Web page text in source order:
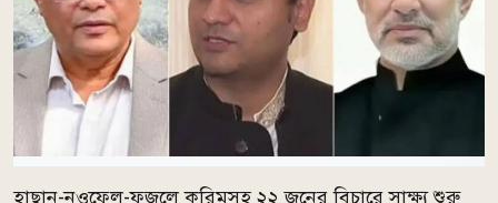
হাছান-নওফেল-ফজলে করিমসহ ২২ জনের বিচারে সাক্ষ্য শুরু